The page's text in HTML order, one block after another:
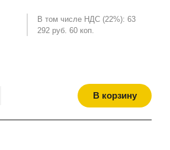
В том числе НДС (22%): 63
292 руб. 60 коп.
В корзину